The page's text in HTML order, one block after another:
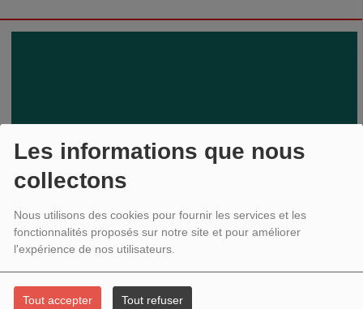
Les informations que nous
collectons
Nous utilisons des cookies pour fournir les services et les
fonctionnalités proposés sur notre site et pour améliorer
l'expérience de nos utilisateurs.
Tout accepter Tout refuser